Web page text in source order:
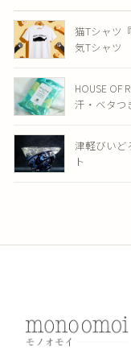
猫Tシャツ
気Tシャツ
HOUSE OF
汗・ベタつ
津軽びいど
ト